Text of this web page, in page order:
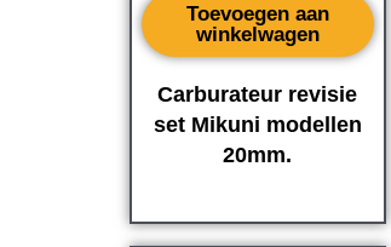
Carburateur revisie
set Mikuni modellen
20mm.
Toevoegen aan
winkelwagen